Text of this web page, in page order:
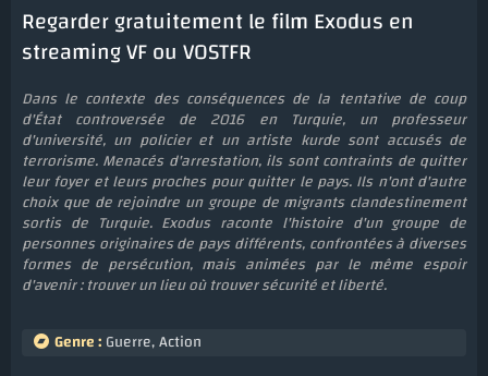
Regarder gratuitement le film Exodus en
streaming VF ou VOSTFR
Dans le contexte des conséquences de la tentative de coup
d'État controversée de 2016 en Turquie, un professeur
d'université, un policier et un artiste kurde sont accusés de
terrorisme. Menacés d'arrestation, ils sont contraints de quitter
leur foyer et leurs proches pour quitter le pays. Ils n'ont d'autre
choix que de rejoindre un groupe de migrants clandestinement
sortis de Turquie. Exodus raconte l'histoire d'un groupe de
personnes originaires de pays différents, confrontées à diverses
formes de persécution, mais animées par le même espoir
d'avenir : trouver un lieu où trouver sécurité et liberté.
Genre :Guerre,Action